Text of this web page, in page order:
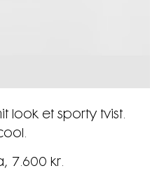
look et sporty tvist.
7.600 kr.